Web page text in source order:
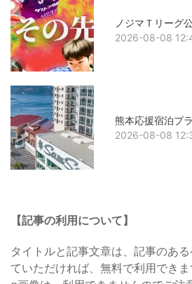
ノジマＴリーグ
2026-08-08
熊本応援宿泊プ
2026-08-08
【記事の利用について】
タイトルと記事文章は、記事のあ
ていただければ、無料で利用できま